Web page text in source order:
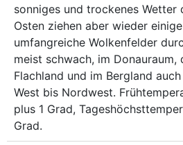
sonniges und trockenes Wetter
Osten ziehen aber wieder
umfangreiche Wolkenfelder
meist schwach, im Donauraum,
Flachland und im Bergland
West bis Nordwest.
plus 1 Grad,
Grad.